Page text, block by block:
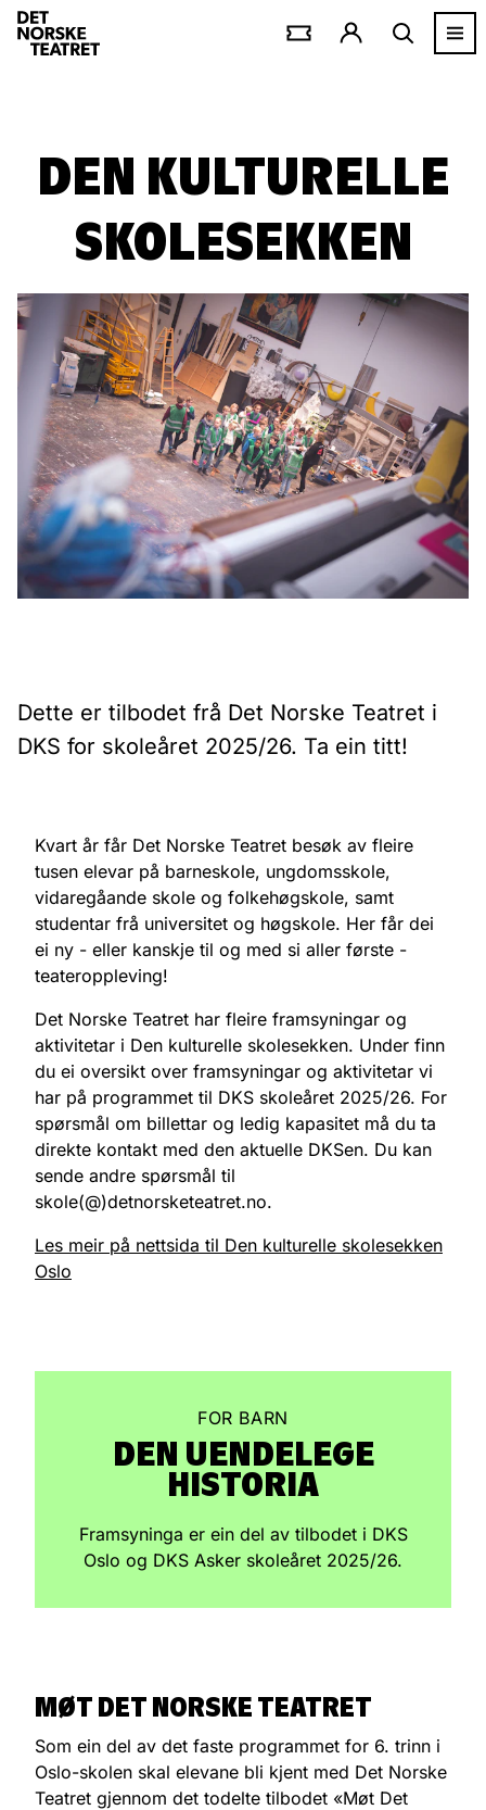
DEN KULTURELLE
SKOLESEKKEN
Dette er tilbodet frå Det Norske Teatret i
DKS for skoleåret 2025/26. Ta ein titt!
Kvart år får Det Norske Teatret besøk av fleire
tusen elevar på barneskole, ungdomsskole,
vidaregåande skole og folkehøgskole, samt
studentar frå universitet og høgskole. Her får dei
ei ny - eller kanskje til og med si aller første -
teateroppleving!
Det Norske Teatret har fleire framsyningar og
aktivitetar i Den kulturelle skolesekken. Under finn
du ei oversikt over framsyningar og aktivitetar vi
har på programmet til DKS skoleåret 2025/26. For
spørsmål om billettar og ledig kapasitet må du ta
direkte kontakt med den aktuelle DKSen. Du kan
sende andre spørsmål til
skole(@)detnorsketeatret.no.
Les meir på nettsida til Den kulturelle skolesekken
Oslo
FOR BARN
DEN UENDELEGE
HISTORIA
Framsyninga er ein del av tilbodet i DKS
Oslo og DKS Asker skoleåret 2025/26.
MØT DET NORSKE TEATRET
Som ein del av det faste programmet for 6. trinn i
Oslo-skolen skal elevane bli kjent med Det Norske
Teatret gjennom det todelte tilbodet «Møt Det